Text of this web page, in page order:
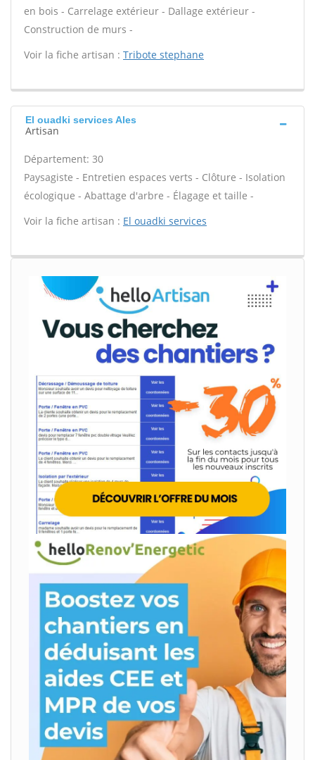
en bois - Carrelage extérieur - Dallage extérieur -
Construction de murs -
Voir la fiche artisan : Tribote stephane
El ouadki services Ales
Artisan
Département: 30
Paysagiste - Entretien espaces verts - Clôture - Isolation
écologique - Abattage d'arbre - Élagage et taille -
Voir la fiche artisan : El ouadki services